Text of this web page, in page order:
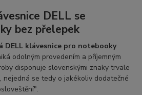
DELL se
bez přelepek
DELL klávesnice pro notebooky
odolným provedením a příjemným
disponuje slovenskými znaky trvale
nejedná se tedy o jakékoliv dodatečné